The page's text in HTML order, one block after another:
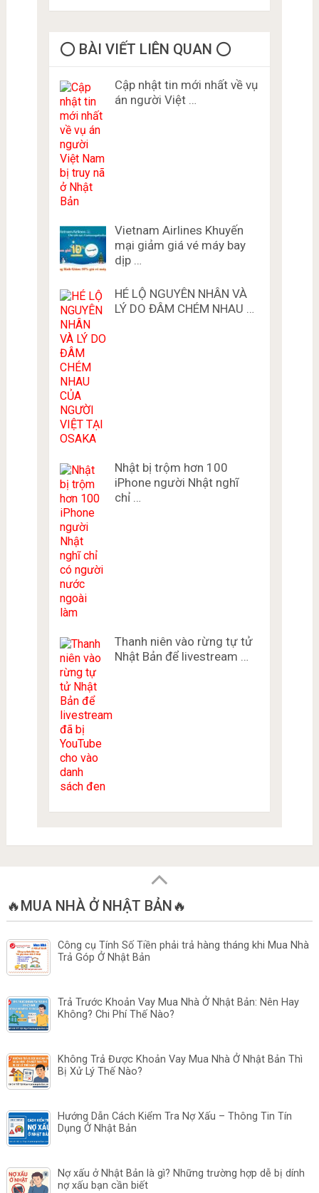
⭕️ BÀI VIẾT LIÊN QUAN ⭕️
Cập nhật tin mới nhất về vụ
án người Việt …
Vietnam Airlines Khuyến
mại giảm giá vé máy bay
dịp …
HÉ LỘ NGUYÊN NHÂN VÀ
LÝ DO ĐÂM CHÉM NHAU …
Nhật bị trộm hơn 100
iPhone người Nhật nghĩ
chỉ …
Thanh niên vào rừng tự tử
Nhật Bản để livestream …
🔥MUA NHÀ Ở NHẬT BẢN🔥
Công cụ Tính Số Tiền phải trả hàng tháng khi Mua Nhà
Trả Góp Ở Nhật Bản
Trả Trước Khoản Vay Mua Nhà Ở Nhật Bản: Nên Hay
Không? Chi Phí Thế Nào?
Không Trả Được Khoản Vay Mua Nhà Ở Nhật Bản Thì
Bị Xử Lý Thế Nào?
Hướng Dẫn Cách Kiểm Tra Nợ Xấu – Thông Tin Tín
Dụng Ở Nhật Bản
Nợ xấu ở Nhật Bản là gì? Những trường hợp dễ bị dính
nợ xấu bạn cần biết